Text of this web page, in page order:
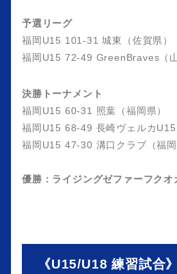
予選リーグ
福岡U15 101-31 城東（佐賀県）
福岡U15 72-49 GreenBraves（山
決勝トーナメント
福岡U15 60-31 照葉（福岡県）
福岡U15 68-49 長崎ヴェルカU15
福岡U15 47-30 溝口クラブ（福岡
優勝：ライジングゼファーフクオ
《U15/U18 練習試合